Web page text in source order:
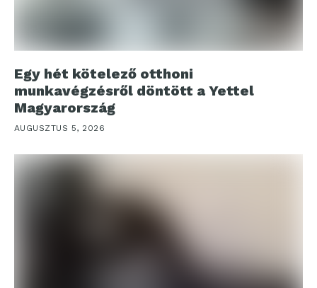
Egy hét kötelező otthoni
munkavégzésről döntött a Yettel
Magyarország
AUGUSZTUS 5, 2026